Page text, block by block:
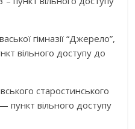
гімназії “Джерело”,
вільного доступу до
старостинського
пункт вільного доступу